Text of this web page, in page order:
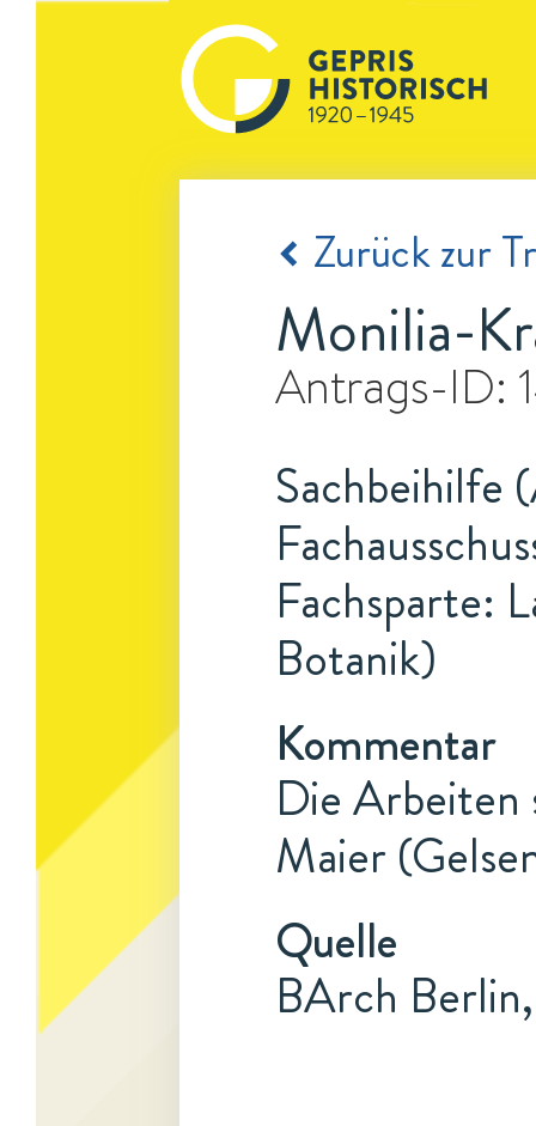
Zurück zur
Monilia-
Antrags-ID:
Sachbeihilfe
Fachsparte:
Botanik)
Kommentar
Die Arbeiten
Maier
Quelle
BArch